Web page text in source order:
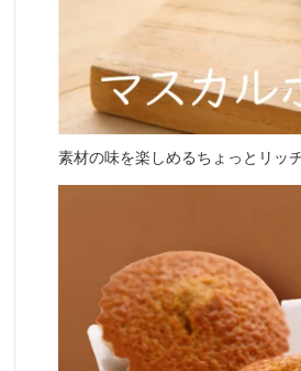
素材の味を楽しめるちょっとリッ